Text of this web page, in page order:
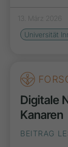
13. März 2026
Universität
Digitale
Kanaren
BEITRAG